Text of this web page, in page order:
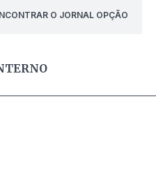
O JORNAL OPÇÃO